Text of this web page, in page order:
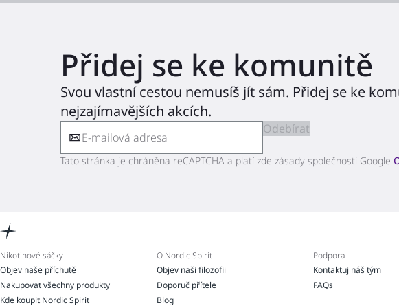
Přidej se ke komunitě
Svou vlastní cestou nemusíš jít sám. Přidej se ke
nejzajímavějších akcích.
Odebírat
Tato stránka je chráněna reCAPTCHA a platí zde zásady společnosti Google
Nikotinové sáčky
Objev naše příchutě
Nakupovat všechny produkty
Kde koupit Nordic Spirit
O Nordic Spirit
Objev naši filozofii
Doporuč přítele
Blog
Podpora
Kontaktuj náš tým
FAQs